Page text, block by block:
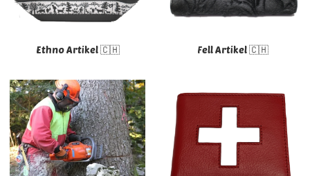
Ethno Artikel 🇨🇭 Fell Artikel 🇨🇭